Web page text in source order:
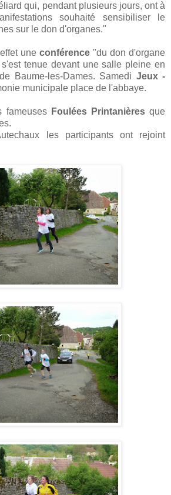
qui, pendant plusieurs jours, ont à
souhaité sensibiliser le
sur le don d'organes."
une conférence "du don d'organe
tenue devant une salle pleine en
Baume-les-Dames. Samedi Jeux -
municipale place de l'abbaye.
fameuses Foulées Printanièresque
les participants ont rejoint